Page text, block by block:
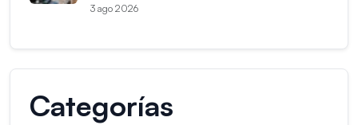
3 ago 2026
Categorías